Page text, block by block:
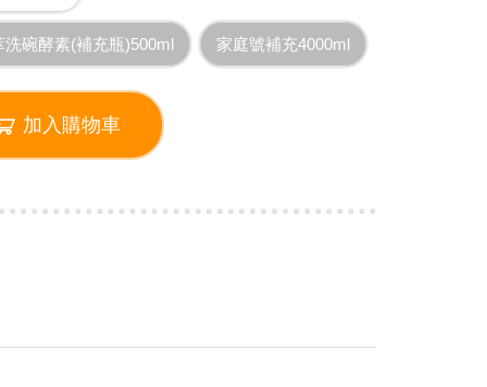
碗酵素(補充瓶)500ml 家庭號補充4000ml
加入購物車